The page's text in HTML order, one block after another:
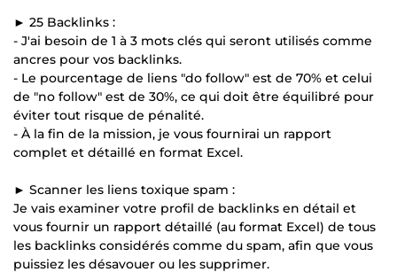
► 25 Backlinks :
- J'ai besoin de 1 à 3 mots clés qui seront utilisés comme
ancres pour vos backlinks.
- Le pourcentage de liens "do follow" est de 70% et celui
de "no follow" est de 30%, ce qui doit être équilibré pour
éviter tout risque de pénalité.
- À la fin de la mission, je vous fournirai un rapport
complet et détaillé en format Excel.
► Scanner les liens toxique spam :
Je vais examiner votre profil de backlinks en détail et
vous fournir un rapport détaillé (au format Excel) de tous
les backlinks considérés comme du spam, afin que vous
puissiez les désavouer ou les supprimer.